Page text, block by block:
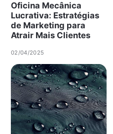
Oficina Mecânica
Lucrativa: Estratégias
de Marketing para
Atrair Mais Clientes
02/04/2025